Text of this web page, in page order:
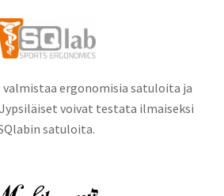
valmistaa ergonomisia satuloita ja
voivat testata ilmaiseksi
satuloita.